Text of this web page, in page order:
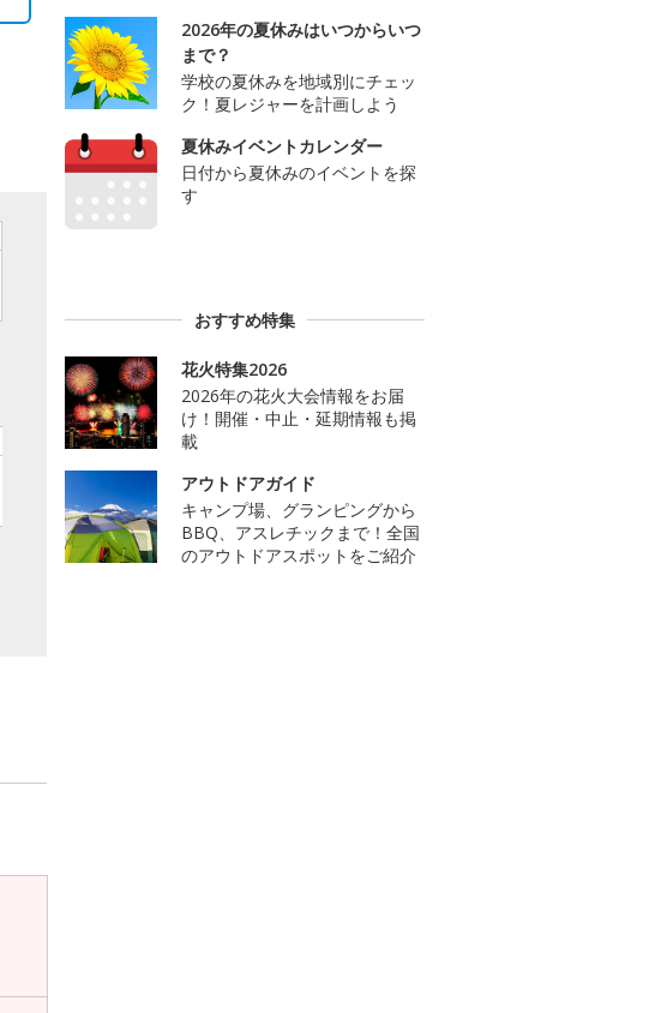
2026年の夏休みはいつからいつ
まで？
学校の夏休みを地域別にチェッ
ク！夏レジャーを計画しよう
夏休みイベントカレンダー
日付から夏休みのイベントを探
す
おすすめ特集
花火特集2026
2026年の花火大会情報をお届
け！開催・中止・延期情報も掲
載
アウトドアガイド
キャンプ場、グランピングから
BBQ、アスレチックまで！全国
のアウトドアスポットをご紹介